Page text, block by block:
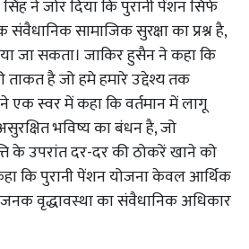
ने जोर दिया कि पुरानी पेंशन सिर्फ
संवैधानिक सामाजिक सुरक्षा का प्रश्न है,
जा सकता। जाकिर हुसैन ने कहा कि
ताकत है जो हमे हमारे उद्देश्य तक
एक स्वर में कहा कि वर्तमान में लागू
भविष्य का बंधन है, जो
के उपरांत दर-दर की ठोकरें खाने को
कि पुरानी पेंशन योजना केवल आर्थिक
वृद्धावस्था का संवैधानिक अधिकार